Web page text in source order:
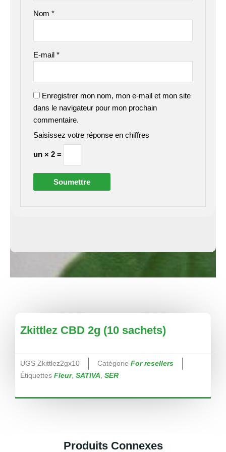
Nom*
E-mail*
Enregistrer mon nom, mon e-mail et mon site
dans le navigateur pour mon prochain
commentaire.
Saisissez votre réponse en chiffres
un × 2 =
Zkittlez CBD 2g (10 sachets)
UGS Zkittlez2gx10 Catégorie For resellers
Étiquettes Fleur, SATIVA SER
Produits Connexes